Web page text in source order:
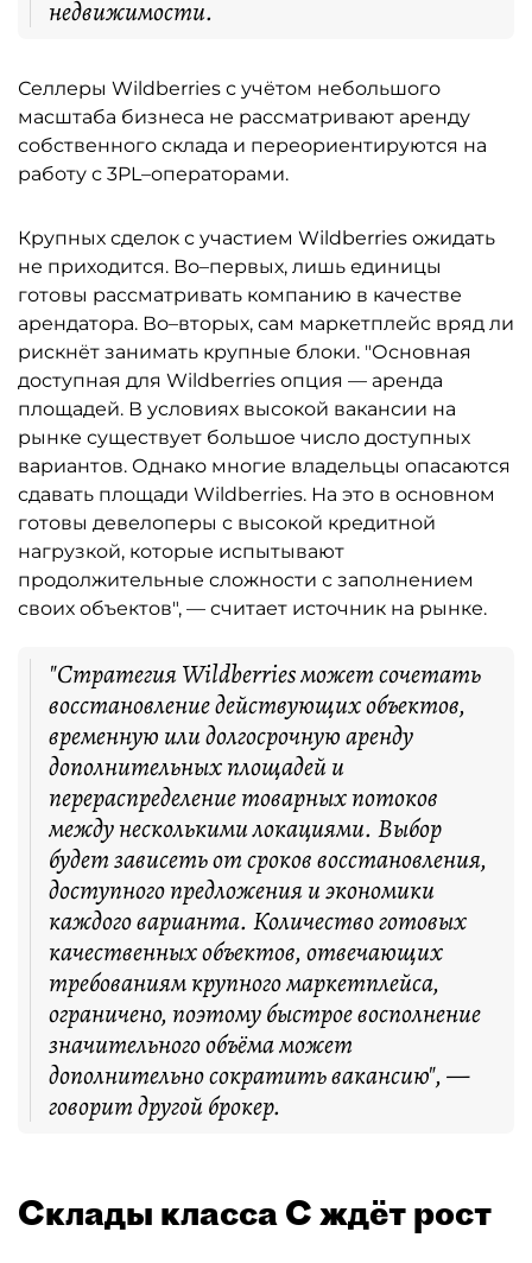
недвижимости.
Селлеры Wildberries с учётом небольшого
масштаба бизнеса не рассматривают аренду
собственного склада и переориентируются на
работу с 3PL–операторами.
Крупных сделок с участием Wildberries ожидать
не приходится. Во–первых, лишь единицы
готовы рассматривать компанию в качестве
арендатора. Во–вторых, сам маркетплейс вряд ли
рискнёт занимать крупные блоки. "Основная
доступная для Wildberries опция — аренда
площадей. В условиях высокой вакансии на
рынке существует большое число доступных
вариантов. Однако многие владельцы опасаются
сдавать площади Wildberries. На это в основном
готовы девелоперы с высокой кредитной
нагрузкой, которые испытывают
продолжительные сложности с заполнением
своих объектов", — считает источник на рынке.
"Стратегия Wildberries может сочетать
восстановление действующих объектов,
временную или долгосрочную аренду
дополнительных площадей и
перераспределение товарных потоков
между несколькими локациями. Выбор
будет зависеть от сроков восстановления,
доступного предложения и экономики
каждого варианта. Количество готовых
качественных объектов, отвечающих
требованиям крупного маркетплейса,
ограничено, поэтому быстрое восполнение
значительного объёма может
дополнительно сократить вакансию", —
говорит другой брокер.
Склады класса С ждёт рост